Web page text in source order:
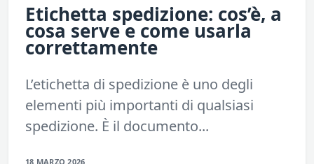
Etichetta spedizione: cos’è, a
cosa serve e come usarla
correttamente
L’etichetta di spedizione è uno degli
elementi più importanti di qualsiasi
spedizione. È il documento...
18 MARZO 2026